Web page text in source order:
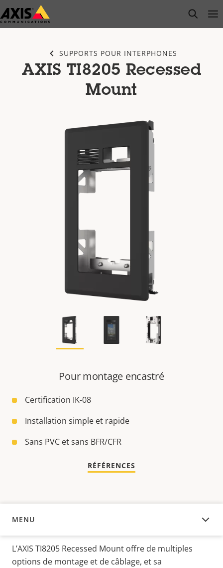
Passer
au
open
SUPPORTS POUR INTERPHONES
AXIS TI8205 Recessed
Mount
Pour montage encastré
Certification IK-08
Installation simple et rapide
Sans PVC et sans BFR/CFR
RÉFÉRENCES
MENU
APERÇU
L’AXIS TI8205 Recessed Mount offre de multiples
options de montage et de câblage, et sa